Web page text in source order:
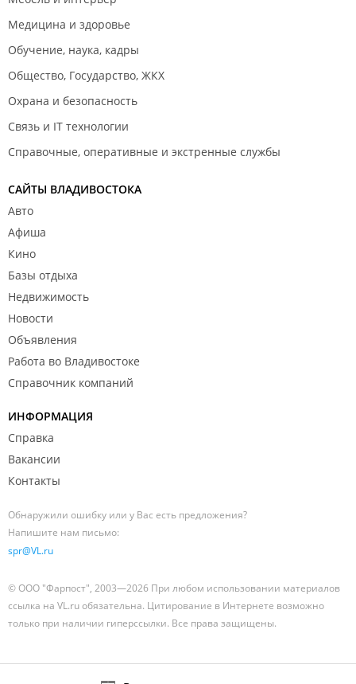
Медицина и здоровье
Обучение, наука, кадры
Общество, Государство, ЖКХ
Охрана и безопасность
Связь и IT технологии
Справочные, оперативные и экстренные службы
САЙТЫ ВЛАДИВОСТОКА
Авто
Афиша
Кино
Базы отдыха
Недвижимость
Новости
Объявления
Работа во Владивостоке
Справочник компаний
ИНФОРМАЦИЯ
Справка
Вакансии
Контакты
Обнаружили ошибку или у Вас есть предложения?
Напишите нам письмо:
spr@VL.ru
© ООО "Фарпост", 2003—2026 При любом использовании материалов
ссылка на VL.ru обязательна. Цитирование в Интернете возможно
только при наличии гиперссылки. Все права защищены.